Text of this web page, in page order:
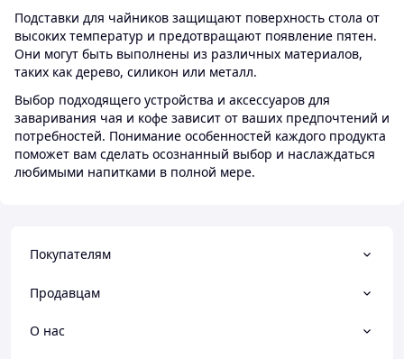
Подставки для чайников защищают поверхность стола от
высоких температур и предотвращают появление пятен.
Они могут быть выполнены из различных материалов,
таких как дерево, силикон или металл.
Выбор подходящего устройства и аксессуаров для
заваривания чая и кофе зависит от ваших предпочтений и
потребностей. Понимание особенностей каждого продукта
поможет вам сделать осознанный выбор и наслаждаться
любимыми напитками в полной мере.
Покупателям
Продавцам
О нас